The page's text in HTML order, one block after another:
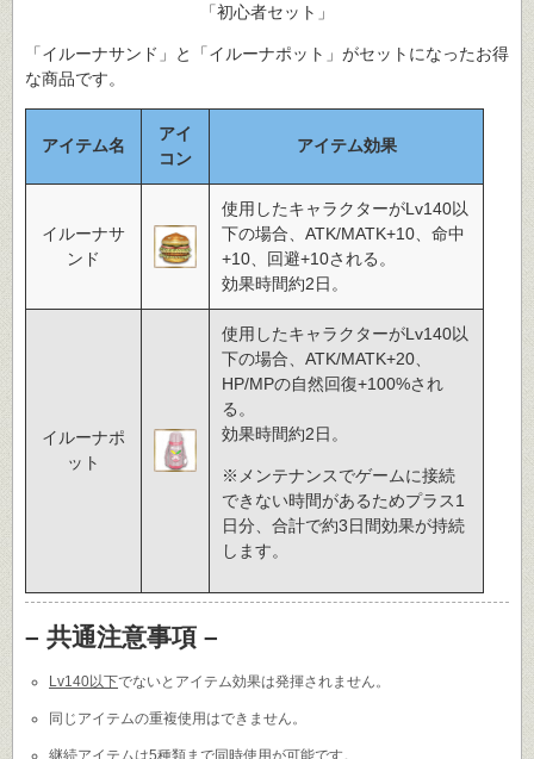
「初心者セット」
「イルーナサンド」と「イルーナポット」がセットになったお得
な商品です。
アイテム名
アイ
コン
アイテム効果
イルーナサ
ンド
使用したキャラクターがLv140以
下の場合、ATK/MATK+10、命中
+10、回避+10される。
効果時間約2日。
イルーナポ
ット
使用したキャラクターがLv140以
下の場合、ATK/MATK+20、
HP/MPの自然回復+100%され
る。
効果時間約2日。
※メンテナンスでゲームに接続
できない時間があるためプラス1
日分、合計で約3日間効果が持続
します。
– 共通注意事項 –
Lv140以下でないとアイテム効果は発揮されません。
同じアイテムの重複使用はできません。